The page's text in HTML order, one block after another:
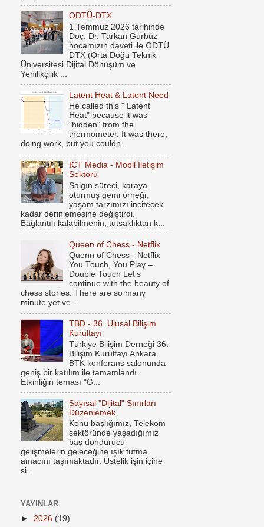
ODTÜ-DTX
1 Temmuz 2026 tarihinde
Doç. Dr. Tarkan Gürbüz
hocamızın daveti ile ODTÜ
DTX (Orta Doğu Teknik
Üniversitesi Dijital Dönüşüm ve
Yenilikçilik ...
Latent Heat & Latent Need
He called this " Latent
Heat" because it was
"hidden" from the
thermometer. It was there,
doing work, but you couldn...
ICT Media - Mobil İletişim
Sektörü
Salgın süreci, karaya
oturmuş gemi örneği,
yaşam tarzımızı incitecek
kadar derinlemesine değiştirdi.
Bağlantılı kalabilmenin, tutsaklıktan k...
Queen of Chess - Netflix
Quenn of Chess - Netflix
You Touch, You Play –
Double Touch Let’s
continue with the beauty of
chess stories. There are so many
minute yet ve...
TBD - 36. Ulusal Bilişim
Kurultayı
Türkiye Bilişim Derneği 36.
Bilişim Kurultayı Ankara
BTK konferans salonunda
geniş bir katılım ile tamamlandı.
Etkinliğin teması "G...
Sayısal "Dijital" Sınırları
Düzenlemek
Konu başlığımız, Telekom
sektöründe yaşadığımız
baş döndürücü
gelişmelerin geleceğine ışık tutma
amacını taşımaktadır. Üstelik işin içine
si...
YAYINLAR
► 2026 (19)